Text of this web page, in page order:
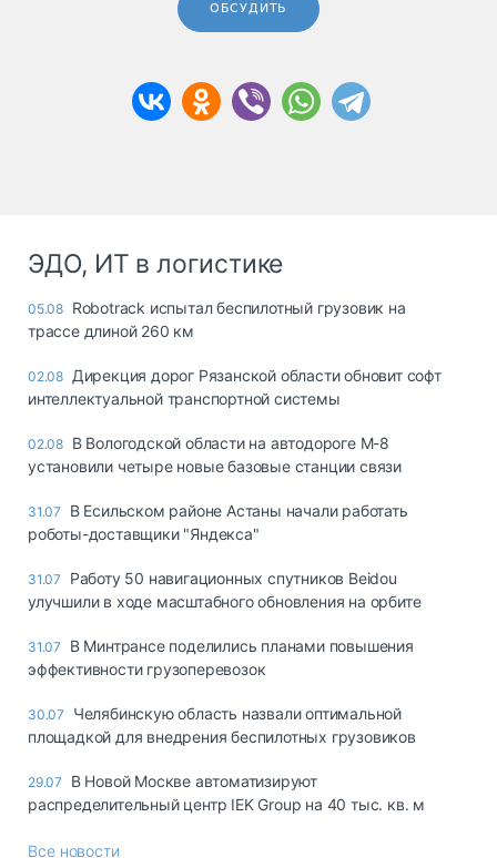
ОБСУДИТЬ
ЭДО, ИТ в логистике
05.08 Robotrack испытал беспилотный грузовик на
трассе длиной 260 км
02.08 Дирекция дорог Рязанской области обновит софт
интеллектуальной транспортной системы
02.08 В Вологодской области на автодороге М-8
установили четыре новые базовые станции связи
31.07
В Есильском районе Астаны начали работать
роботы-доставщики "Яндекса"
31.07
Работу 50 навигационных спутников Beidou
улучшили в ходе масштабного обновления на орбите
31.07
В Минтрансе поделились планами повышения
эффективности грузоперевозок
30.07
Челябинскую область назвали оптимальной
площадкой для внедрения беспилотных грузовиков
29.07
В Новой Москве автоматизируют
распределительный центр IEK Group на 40 тыс. кв. м
Все новости